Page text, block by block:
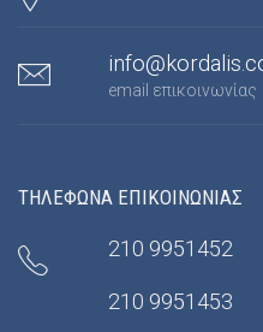
email επικοινωνίας
ΤΗΛΕΦΩΝΑ ΕΠΙΚΟΙΝΩΝΙΑΣ
210 9951452
210 9951453